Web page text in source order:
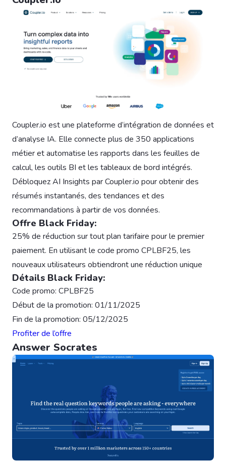
Coupler.io est une plateforme d’intégration de données et
d’analyse IA. Elle connecte plus de 350 applications
métier et automatise les rapports dans les feuilles de
calcul, les outils BI et les tableaux de bord intégrés.
Débloquez AI Insights par Coupler.io pour obtenir des
résumés instantanés, des tendances et des
recommandations à partir de vos données.
Offre Black Friday:
25% de réduction sur tout plan tarifaire pour le premier
paiement. En utilisant le code promo CPLBF25, les
nouveaux utilisateurs obtiendront une réduction unique
Détails Black Friday:
Code promo: CPLBF25
Début de la promotion: 01/11/2025
Fin de la promotion: 05/12/2025
Profiter de l’offre
Answer Socrates